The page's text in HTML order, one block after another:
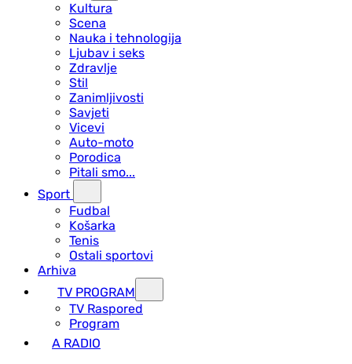
Kultura
Scena
Nauka i tehnologija
Ljubav i seks
Zdravlje
Stil
Zanimljivosti
Savjeti
Vicevi
Auto-moto
Porodica
Pitali smo...
Sport
Fudbal
Košarka
Tenis
Ostali sportovi
Arhiva
TV PROGRAM
ТV Raspored
Program
A RADIO